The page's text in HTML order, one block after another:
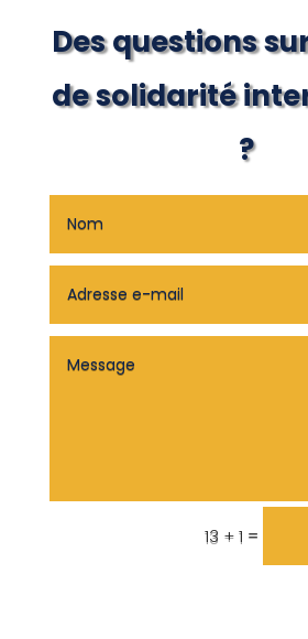
Des questions
de solidarité
?
13 + 1 =